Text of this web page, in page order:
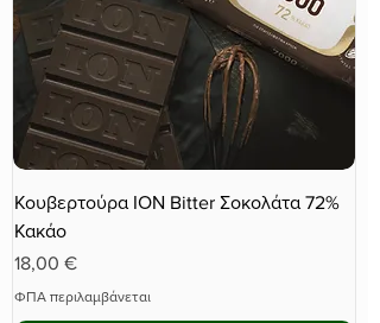
Κουβερτούρα ΙΟΝ Bitter Σοκολάτα 72%
Κακάο
Τιμή
18,00 €
ΦΠΑ περιλαμβάνεται